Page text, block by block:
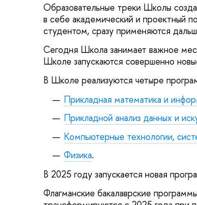
Образовательные треки Школы
в себе академический и проектный
студентом, сразу применяются
Сегодня Школа занимает важное
Школе запускаются совершенно
В Школе реализуются четыре
Прикладная математика и
Прикладной анализ данных и
Компьютерные технологии,
Физика.
В 2025 году запускается новая
Флагманские бакалаврские